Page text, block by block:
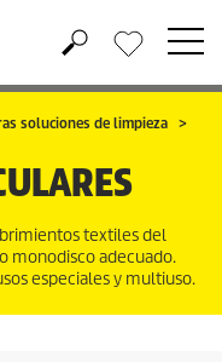
soluciones de limpieza
textiles del
monodisco adecuado.
especiales y multiuso.